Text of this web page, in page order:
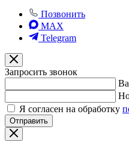
Позвонить
MAX
Telegram
Запросить звонок
Я согласен на обработку
Отправить